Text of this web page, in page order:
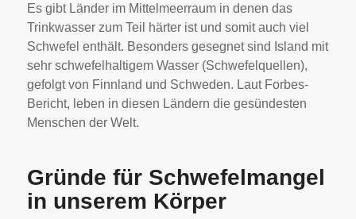
Es gibt Länder im Mittelmeerraum in denen das
Trinkwasser zum Teil härter ist und somit auch viel
Schwefel enthält. Besonders gesegnet sind Island mit
sehr schwefelhaltigem Wasser (Schwefelquellen),
gefolgt von Finnland und Schweden. Laut Forbes-
Bericht, leben in diesen Ländern die gesündesten
Menschen der Welt.
Gründe für Schwefelmangel
in unserem Körper